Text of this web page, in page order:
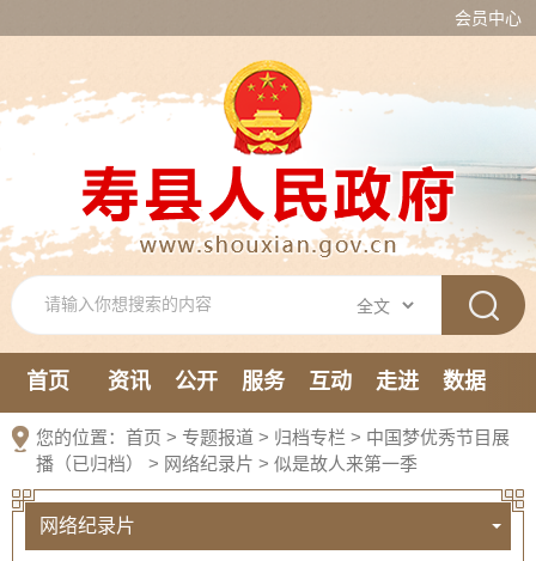
会员中心
首页 资讯 公开 服务 互动 走进
数据
新媒体
您的位置： 首页 > 专题报道 > 归档专栏 > 中国梦优秀节目展
播（已归档）
> 网络纪录片 > 似是故人来第一季
网络纪录片